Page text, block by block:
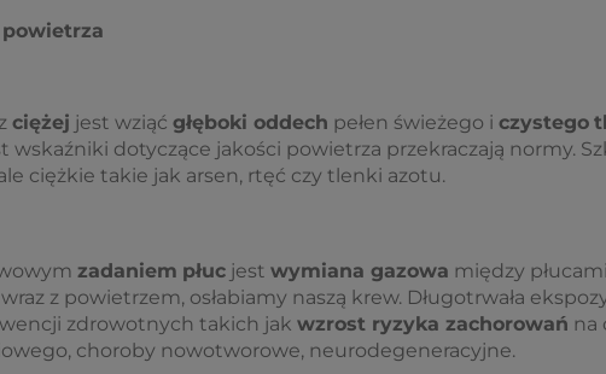
ciężej jest wziąć głęboki oddech pełen świeżego i czystego
wskaźniki dotyczące jakości powietrza przekraczają normy.
ciężkie takie jak arsen, rtęć czy tlenki azotu.
zadaniem płucjest wymiana gazowa między
z powietrzem, osłabiamy naszą krew. Długotrwała
zdrowotnych takich jak wzrost ryzyka zachorowań na
choroby nowotworowe, neurodegeneracyjne.